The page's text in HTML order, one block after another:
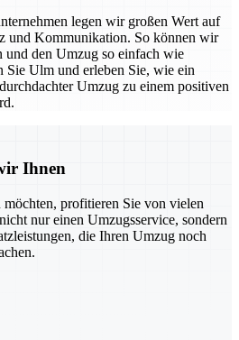
legen wir großen Wert auf
und Kommunikation. So können wir
und den Umzug so einfach wie
Sie Ulm und erleben Sie, wie ein
Umzug zu einem positiven
Ihnen
profitieren Sie von vielen
nur einen Umzugsservice, sondern
die Ihren Umzug noch